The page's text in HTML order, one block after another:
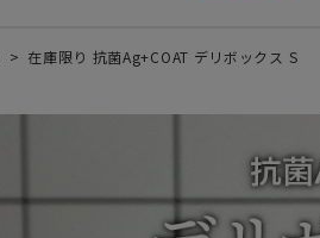
在庫限り 抗菌Ag+COAT デリボックス S